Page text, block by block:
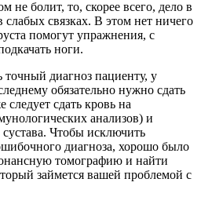
не болит, то, скорее всего, дело в
слабых связках. В этом нет ничего
помогут упражнения, с
ноги.
точный диагноз пациенту, у
обязательно нужно сдать
сдать кровь на
анализов) и
сустава. Чтобы исключить
диагноза, хорошо было
томографию и найти
займется вашей проблемой с